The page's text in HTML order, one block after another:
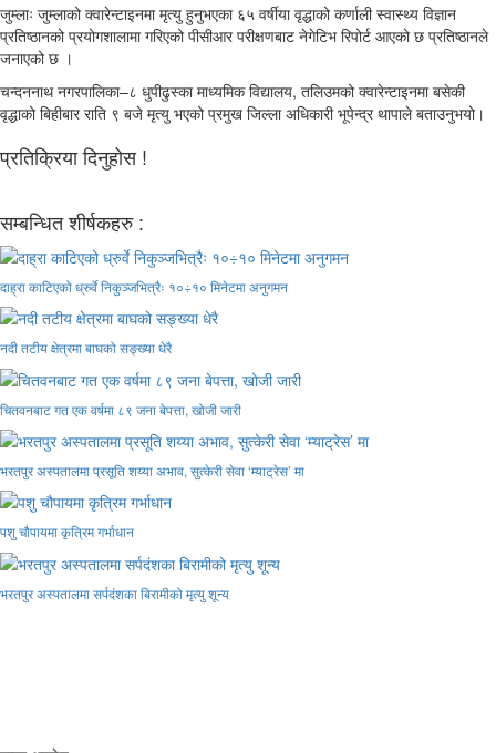
जुम्लाः जुम्लाको क्‍वारेन्टाइनमा मृत्यु हुनुभएका ६५ वर्षीया वृद्धाको कर्णाली स्वास्थ्य विज्ञान
प्रतिष्ठानको प्रयोगशालामा गरिएको पीसीआर परीक्षणबाट नेगेटिभ रिपोर्ट आएको छ प्रतिष्ठानले
जनाएको छ ।
चन्दननाथ नगरपालिका–८ धुपीढुस्का माध्यमिक विद्यालय, तलिउमको क्‍वारेन्टाइनमा बसेकी
वृद्धाको बिहीबार राति ९ बजे मृत्यु भएको प्रमुख जिल्ला अधिकारी भूपेन्द्र थापाले बताउनुभयो।
प्रतिक्रिया दिनुहोस !
सम्बन्धित शीर्षकहरु :
दाह्रा काटिएको ध्रुर्वे निकुञ्जभित्रैः १०÷१० मिनेटमा अनुगमन
नदी तटीय क्षेत्रमा बाघको सङ्ख्या धेरै
चितवनबाट गत एक वर्षमा ८९ जना बेपत्ता, खोजी जारी
भरतपुर अस्पतालमा प्रसूति शय्या अभाव, सुत्केरी सेवा ‘म्याट्रेस’ मा
पशु चौपायमा कृत्रिम गर्भाधान
भरतपुर अस्पतालमा सर्पदंशका बिरामीको मृत्यु शून्य